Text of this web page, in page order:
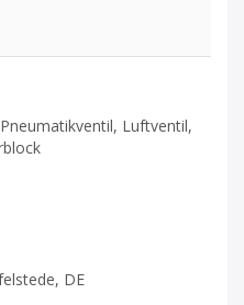
Luftventil,
DE